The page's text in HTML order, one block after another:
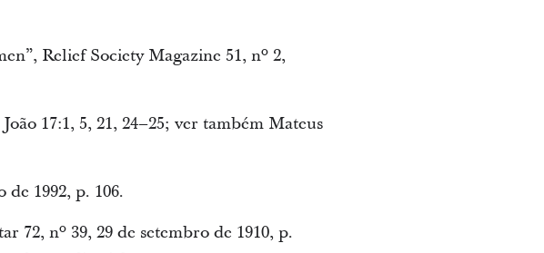
Relief Society Magazine 51, nº 2,
17:1, 5, 21, 24–25; ver também Mateus
1992, p. 106.
72, nº 39, 29 de setembro de 1910, p.